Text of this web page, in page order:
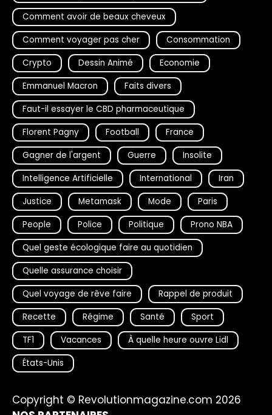
Comment avoir de beaux cheveux
Comment voyager pas cher
Consommation
Crypto
Dessin Animé
Economie
Emmanuel Macron
Faits divers
Faut-il essayer le CBD pharmaceutique
Florent Pagny
Football
France
Gagner de l'argent
Guerre
Insolite
Intelligence Artificielle
International
Iran
Justice
Metamask Mode
Paris
People
Police Politique
Prono NBA
Quel geste écologique faire au quotidien
Quelle assurance choisir
Quel voyage de rêve faire
Rappel de produit
Recette
Régime Santé
Sport
TF1
Vacances
À quelle heure ouvre Lidl
États-Unis
Copyright © Revolutionmagazine.com 2026